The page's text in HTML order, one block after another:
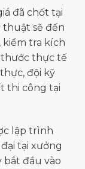
đã chốt tại
thuật sẽ đến
kiểm tra kích
thực tế
đội kỹ
thi công tại
lập trình
tại xưởng
bắt đầu vào